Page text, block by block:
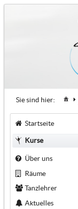
Sie sind hier:
Startseite
Kurse
Über uns
Räume
Tanzlehrer
Aktuelles